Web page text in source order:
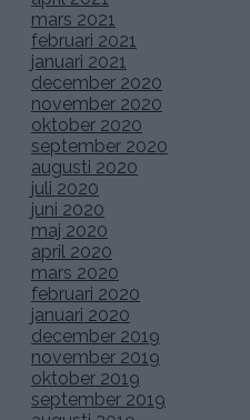
mars 2021
februari 2021
januari 2021
december 2020
november 2020
oktober 2020
september 2020
augusti 2020
juli 2020
juni 2020
maj 2020
april 2020
mars 2020
februari 2020
januari 2020
december 2019
november 2019
oktober 2019
september 2019